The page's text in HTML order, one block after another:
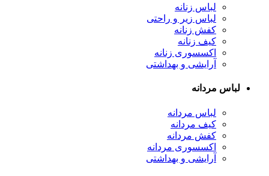
لباس زنانه
لباس زیر و راحتی
کفش زنانه
کیف زنانه
اکسسوری زنانه
آرایشی و بهداشتی
لباس مردانه
لباس مردانه
کیف مردانه
کفش مردانه
اکسسوری مردانه
آرایشی و بهداشتی